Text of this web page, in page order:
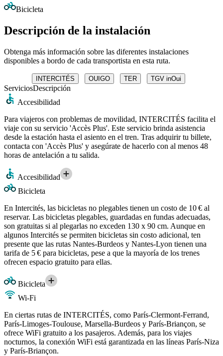
Bicicleta
Descripción de la instalación
Obtenga más información sobre las diferentes instalaciones
disponibles a bordo de cada transportista en esta ruta.
INTERCITÉS OUIGO TER TGV inOui
ServiciosDescripción
Accesibilidad
Para viajeros con problemas de movilidad, INTERCITÉS facilita el
viaje con su servicio 'Accès Plus'. Este servicio brinda asistencia
desde la estación hasta el asiento en el tren. Tras adquirir tu billete,
contacta con 'Accès Plus' y asegúrate de hacerlo con al menos 48
horas de antelación a tu salida.
Accesibilidad
Bicicleta
En Intercités, las bicicletas no plegables tienen un costo de 10 € al
reservar. Las bicicletas plegables, guardadas en fundas adecuadas,
son gratuitas si al plegarlas no exceden 130 x 90 cm. Aunque en
algunos Intercités se permiten bicicletas sin costo adicional, ten
presente que las rutas Nantes-Burdeos y Nantes-Lyon tienen una
tarifa de 5 € para bicicletas, pese a que la mayoría de los trenes
ofrecen espacio gratuito para ellas.
Bicicleta
Wi-Fi
En ciertas rutas de INTERCITÉS, como París-Clermont-Ferrand,
París-Limoges-Toulouse, Marsella-Burdeos y París-Briançon, se
ofrece WiFi gratuito a los pasajeros. Además, para los viajes
nocturnos, la conexión WiFi está garantizada en las líneas París-Niza
y París-Briançon.